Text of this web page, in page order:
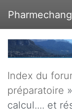
Index du
préparatoire
calcul.... et